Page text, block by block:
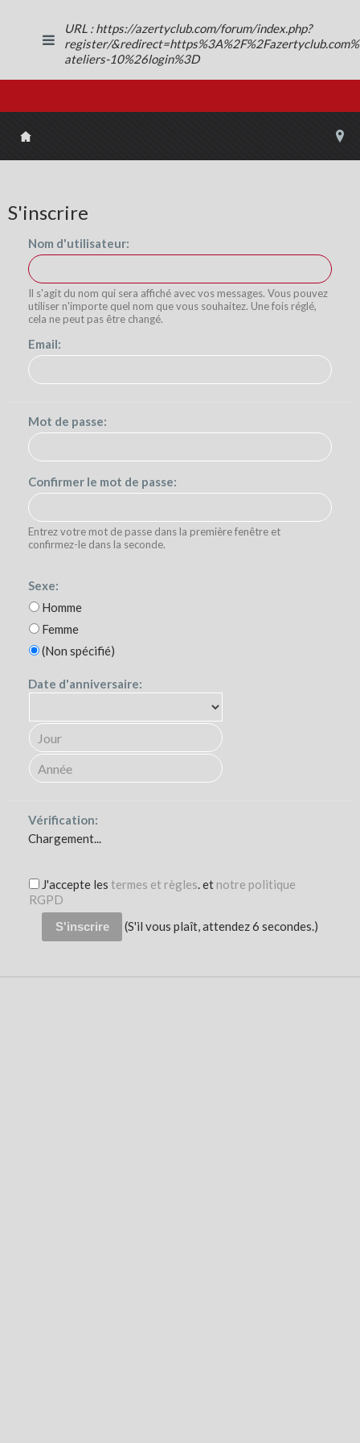
URL : https://azertyclub.com/forum/index.php?
register/
ateliers-10%26login%3D
S'inscrire
Nom d'utilisateur:
Il s'agit du nom qui sera affiché avec vos messages. Vous pouvez
utiliser n'importe quel nom que vous souhaitez. Une fois réglé,
cela ne peut pas être changé.
Email:
Mot de passe:
Confirmer le mot de passe:
Entrez votre mot de passe dans la première fenêtre et
confirmez-le dans la seconde.
Sexe:
Homme
Femme
(Non spécifié)
Date d'anniversaire:
Vérification:
Chargement...
J'accepte les termes et règles. et notre politique
RGPD
(S'il vous plaît, attendez6 secondes.)